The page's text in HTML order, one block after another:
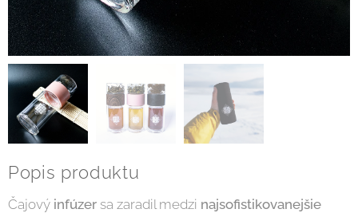
Popis produktu
Čajový infúzer sa zaradil medzi najsofistikovanejšie